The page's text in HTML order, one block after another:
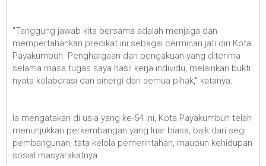
"Tanggung jawab kita bersama adalah menjaga dan
mempertahankan predikat ini sebagai cerminan jati diri Kota
Payakumbuh. Penghargaan dan pengakuan yang diterima
selama masa tugas saya hasil kerja individu, melainkan bukti
nyata kolaborasi dan sinergi dari semua pihak," katanya.
Ia mengatakan di usia yang ke-54 ini, Kota Payakumbuh telah
menunjukkan perkembangan yang luar biasa, baik dari segi
pembangunan, tata kelola pemerintahan, maupun kehidupan
sosial masyarakatnya.